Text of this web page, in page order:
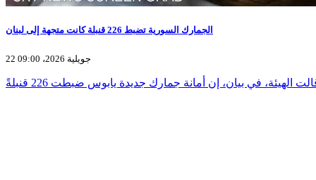
الجمارك السورية تضبط 226 قنبلة كانت متجهة إلى لبنان
22 جويلية 2026، 09:00